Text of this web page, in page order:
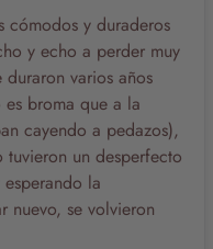
cómodos y duraderos
y echo a perder muy
varios años
es broma que a la
cayendo a pedazos),
un desperfecto
la
nuevo, se volvieron